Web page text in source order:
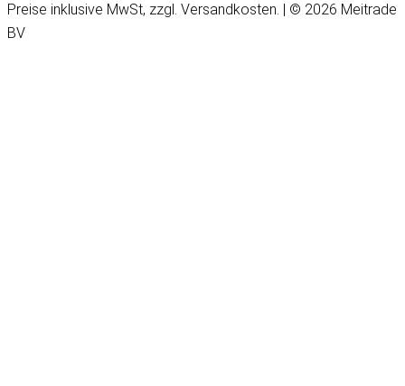
Preise inklusive MwSt, zzgl. Versandkosten. | © 2026 Meitrade
BV